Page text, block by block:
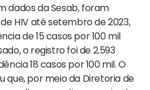
dados da Sesab, foram
HIV até setembro de 2023,
de 15 casos por 100 mil
o registro foi de 2.593
18 casos por 100 mil. O
que, por meio da Diretoria de